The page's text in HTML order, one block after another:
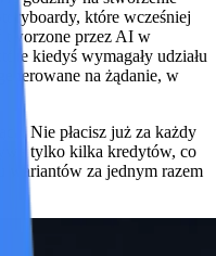
które wcześniej
tworzone przez AI w
kiedyś wymagały udziału
na żądanie, w
Nie płacisz już za każdy
tylko kilka kredytów, co
wariantów za jednym razem